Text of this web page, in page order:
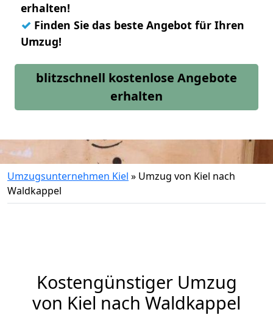
erhalten!
✓ Finden Sie das beste Angebot für Ihren
Umzug!
blitzschnell kostenlose Angebote
erhalten
Umzugsunternehmen Kiel » Umzug von Kiel nach
Waldkappel
Kostengünstiger Umzug
von Kiel nach Waldkappel